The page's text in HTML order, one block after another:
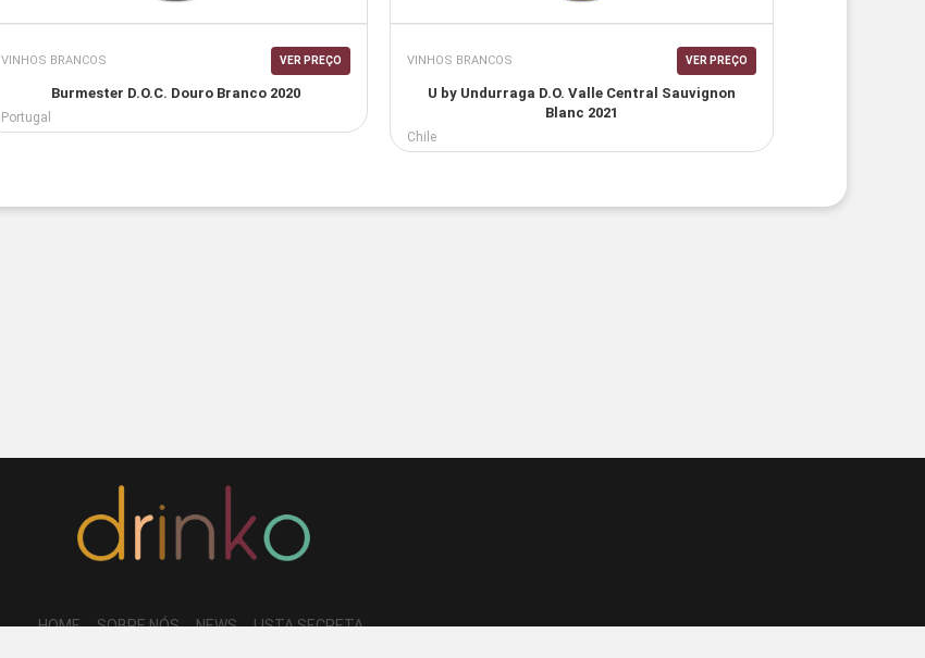
VINHOS BRANCOS VER PREÇO
Burmester D.O.C. Douro Branco 2020
Portugal
VINHOS BRANCOS VER PREÇO
U by Undurraga D.O. Valle Central Sauvignon
Blanc 2021
Chile
HOME SOBRE NÓS NEWS LISTA SECRETA